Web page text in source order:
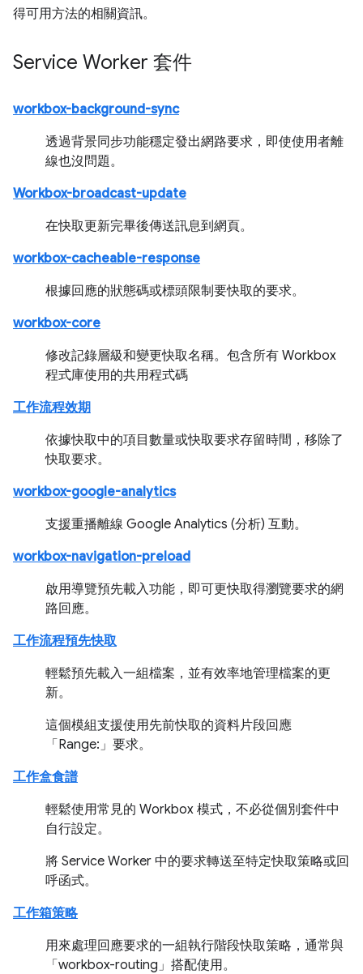
得可用方法的相關資訊。
Service Worker 套件
workbox-background-sync
透過背景同步功能穩定發出網路要求，即使使用者離
線也沒問題。
Workbox-broadcast-update
在快取更新完畢後傳送訊息到網頁。
workbox-cacheable-response
根據回應的狀態碼或標頭限制要快取的要求。
workbox-core
修改記錄層級和變更快取名稱。包含所有 Workbox
程式庫使用的共用程式碼
工作流程效期
依據快取中的項目數量或快取要求存留時間，移除了
快取要求。
workbox-google-analytics
支援重播離線 Google Analytics (分析) 互動。
workbox-navigation-preload
啟用導覽預先載入功能，即可更快取得瀏覽要求的網
路回應。
工作流程預先快取
輕鬆預先載入一組檔案，並有效率地管理檔案的更
新。
這個模組支援使用先前快取的資料片段回應
「Range:」要求。
工作盒食譜
輕鬆使用常見的 Workbox 模式，不必從個別套件中
自行設定。
將 Service Worker 中的要求轉送至特定快取策略或回
呼函式。
工作箱策略
用來處理回應要求的一組執行階段快取策略，通常與
「workbox-routing」搭配使用。